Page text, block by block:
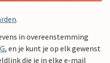
.
in overeenstemming
, en je kunt je op elk gewenst
die je in elke e-mail